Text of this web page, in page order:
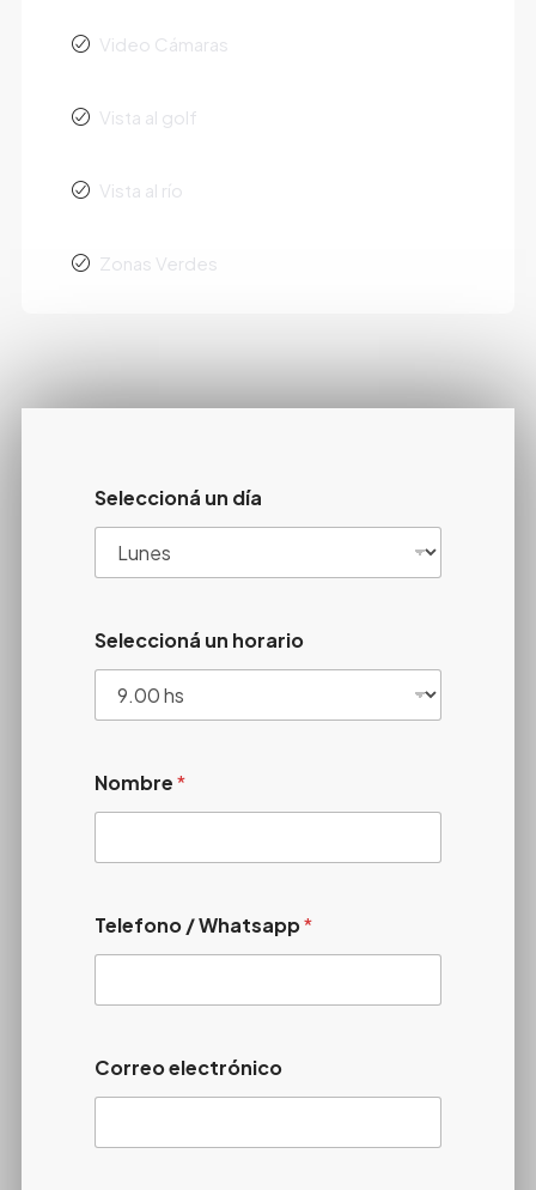
Video Cámaras
Vista al golf
Vista al río
Zonas Verdes
Seleccioná un día
Seleccioná un horario
Nombre*
Telefono / Whatsapp*
Correo electrónico